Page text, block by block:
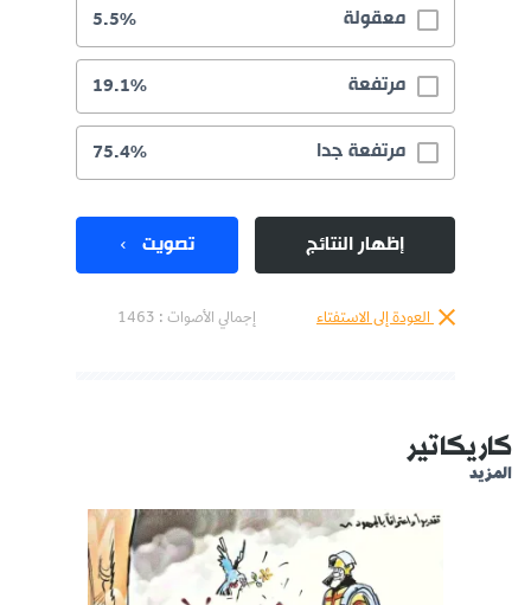
معقولة 5.5%
مرتفعة 19.1%
مرتفعة جدا 75.4%
إظهار النتائج تصويت
العودة إلى الاستفتاء إجمالي الأصوات : 1463
كاريكاتير
المزيد